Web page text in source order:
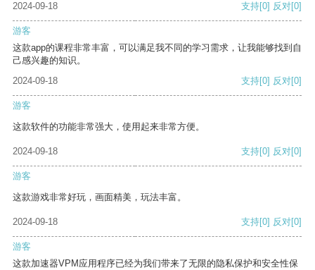
2024-09-18
支持[0] 反对[0]
游客
这款app的课程非常丰富，可以满足我不同的学习需求，让我能够找到自
己感兴趣的知识。
2024-09-18
支持[0] 反对[0]
游客
这款软件的功能非常强大，使用起来非常方便。
2024-09-18 支持[0] 反对[0]
游客
这款游戏非常好玩，画面精美，玩法丰富。
2024-09-18 支持[0] 反对[0]
游客
这款加速器VPM应用程序已经为我们带来了无限的隐私保护和安全性保